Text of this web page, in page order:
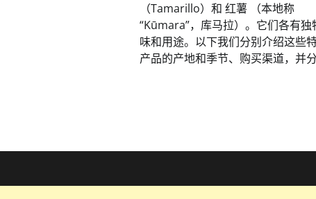
（Tamarillo）和 红薯 （本地称
“Kūmara”，库马拉）。它们各有独
味和用途。以下我们分别介绍这些
产品的产地和季节、购买渠道，并